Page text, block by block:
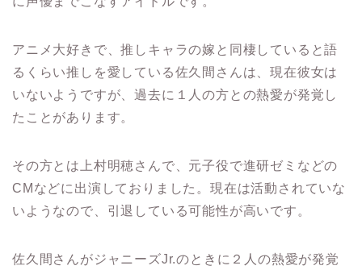
アニメ大好きで、推しキャラの嫁と同棲していると語
るくらい推しを愛している佐久間さんは、現在彼女は
いないようですが、過去に１人の方との熱愛が発覚し
たことがあります。
その方とは上村明穂さんで、元子役で進研ゼミなどの
CMなどに出演しておりました。現在は活動されていな
いようなので、引退している可能性が高いです。
佐久間さんがジャニーズJr.のときに２人の熱愛が発覚